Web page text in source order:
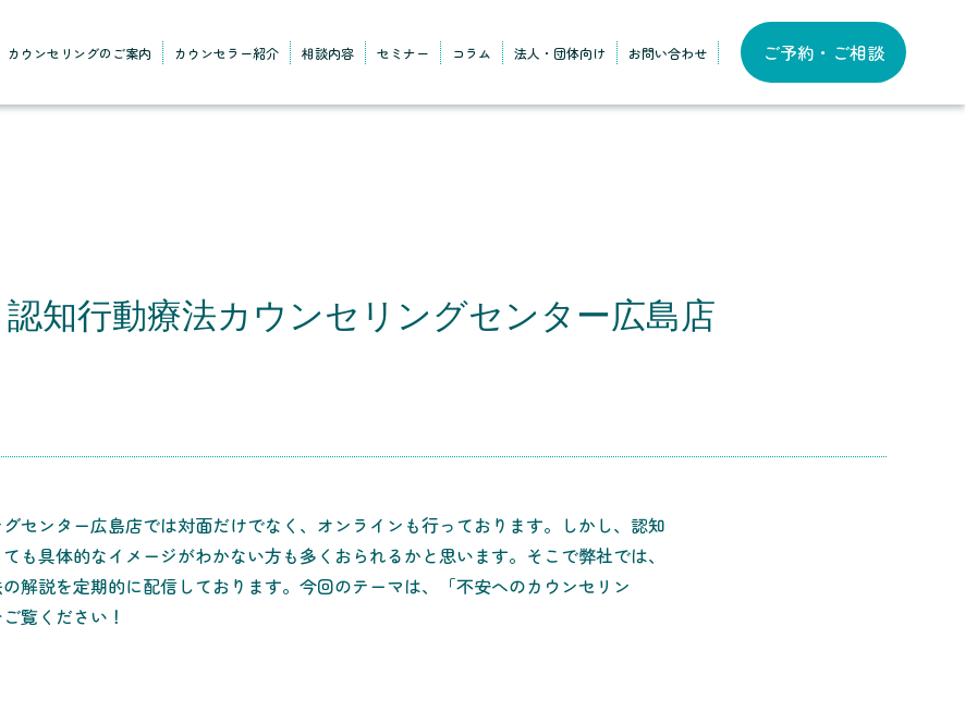
カウンセリングのご案内 カウンセラー紹介 相談内容 セミナー コラム 法人・団体向け お問い合わせ ご予約・ご相談
知行動療法カウンセリングセンター広島店
センター広島店では対面だけでなく、オンラインも行っております。しかし、認知
も具体的なイメージがわかない方も多くおられるかと思います。そこで弊社では、
解説を定期的に配信しております。今回のテーマは、「不安へのカウンセリン
覧ください！